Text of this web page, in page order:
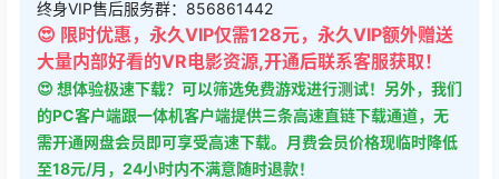
终身VIP售后服务群：856861442
😍 限时优惠，永久VIP仅需128元，永久VIP额外赠送
大量内部好看的VR电影资源,开通后联系客服获取！
😍 想体验极速下载？可以筛选免费游戏进行测试！另外，我们
的PC客户端跟一体机客户端提供三条高速直链下载通道，无
需开通网盘会员即可享受高速下载。月费会员价格现临时降低
至18元/月，24小时内不满意随时退款！